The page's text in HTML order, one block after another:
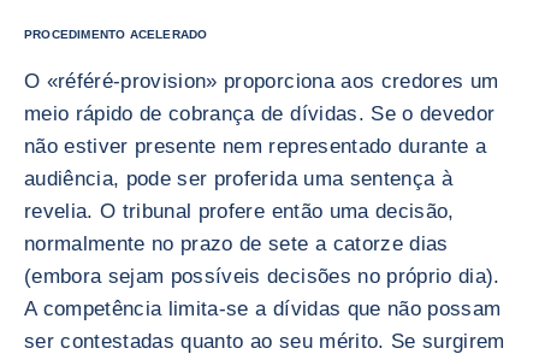
PROCEDIMENTO ACELERADO
O «référé-provision» proporciona aos credores um
meio rápido de cobrança de dívidas. Se o devedor
não estiver presente nem representado durante a
audiência, pode ser proferida uma sentença à
revelia. O tribunal profere então uma decisão,
normalmente no prazo de sete a catorze dias
(embora sejam possíveis decisões no próprio dia).
A competência limita-se a dívidas que não possam
ser contestadas quanto ao seu mérito. Se surgirem